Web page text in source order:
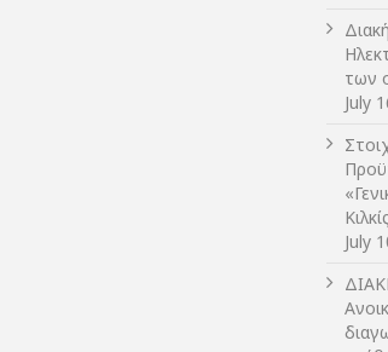
των
July
July